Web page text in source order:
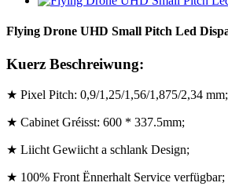
Flying Drone UHD Small Pitch Led
Kuerz Beschreiwung:
★ Pixel Pitch: 0,9/1,25/1,56/1,875/2,34 mm;
★ Cabinet Gréisst: 600 * 337.5mm;
★ Liicht Gewiicht a schlank Design;
★ 100% Front Ënnerhalt Service verfügbar;